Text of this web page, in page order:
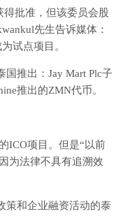
得批准，但该委员会股
先生告诉媒体：
试点项目。
推出：Jay Mart Plc子
推出的ZMN代币。
ICO项目。但是“以前
为法律不具有追溯效
策和企业融资活动的泰